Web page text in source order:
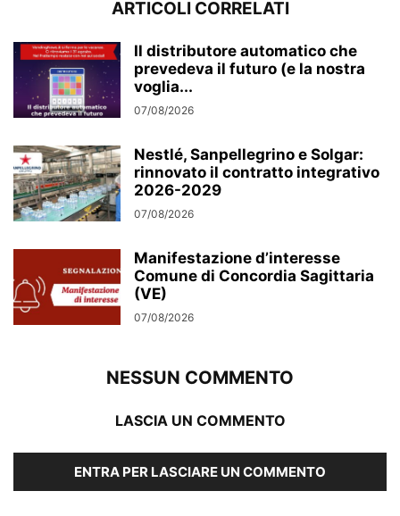
ARTICOLI CORRELATI
Il distributore automatico che
prevedeva il futuro (e la nostra
voglia...
07/08/2026
Nestlé, Sanpellegrino e Solgar:
rinnovato il contratto integrativo
2026-2029
07/08/2026
Manifestazione d’interesse
Comune di Concordia Sagittaria
(VE)
07/08/2026
NESSUN COMMENTO
LASCIA UN COMMENTO
ENTRA PER LASCIARE UN COMMENTO